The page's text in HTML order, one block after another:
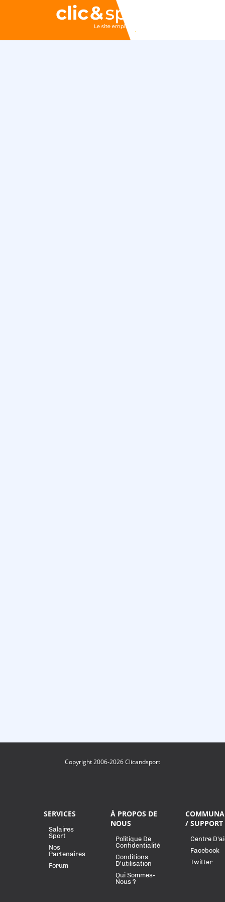
Copyright 2006-2026 Clicandsport
SERVICES
Salaires
Sport
Nos
Partenaires
Forum
À PROPOS DE
NOUS
Politique De
Confidentialité
Conditions
D'utilisation
Qui Sommes-
Nous ?
/ SUPPORT
Centre
Facebook
Twitter